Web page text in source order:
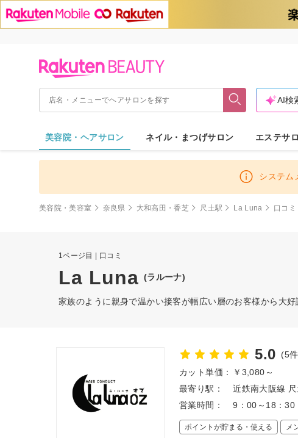
AI検
美容院・ヘアサロン ネイル・まつげサロン エステサ
システム
美容院・美容室 奈良県 大和高田・香芝 尺土駅 La Luna 口コミ
1ページ目 | 口コミ
La Luna (ラルーナ)
家族のように親身で温かい接客が幅広い層のお客様から大
5.0 (5
カット単価：
￥3,080～
最寄り駅：
近鉄南大阪線
営業時間：
9：00～18：30
ポイントが貯まる・使える メ